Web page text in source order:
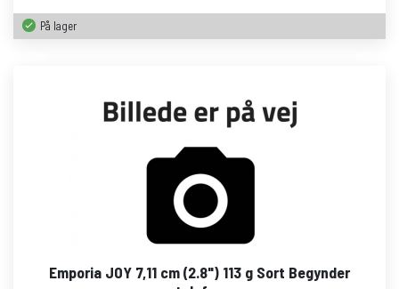
På lager
Emporia JOY 7,11 cm (2.8") 113 g Sort Begynder